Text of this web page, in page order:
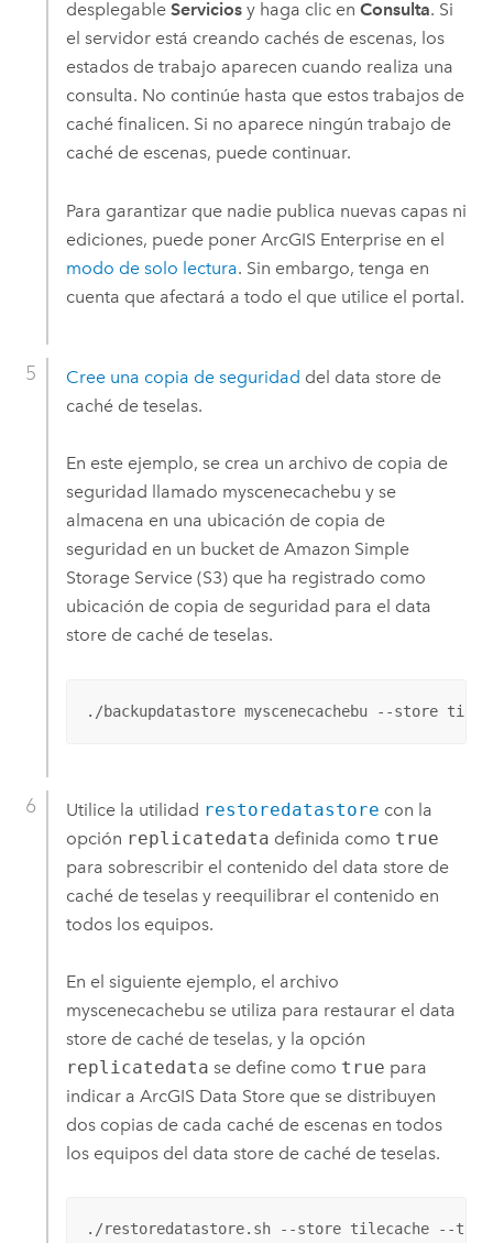
desplegable Serviciosy haga clic en Consulta. Si
el servidor está creando cachés de escenas, los
estados de trabajo aparecen cuando realiza una
consulta. No continúe hasta que estos trabajos de
caché finalicen. Si no aparece ningún trabajo de
caché de escenas, puede continuar.
Para garantizar que nadie publica nuevas capas ni
ediciones, puede poner ArcGIS Enterpriseen el
modo de solo lectura. Sin embargo, tenga en
cuenta que afectará a todo el que utilice el portal.
Cree una copia de seguridad del data store de
caché de teselas.
En este ejemplo, se crea un archivo de copia de
seguridad llamado myscenecachebu y se
almacena en una ubicación de copia de
seguridad en un bucket de Amazon Simple
Storage Service (S3)que ha registrado como
ubicación de copia de seguridad para el data
store de caché de teselas.
./backupdatastore myscenecachebu --store
Utilice la utilidad restoredatastore con la
opción replicatedata definida como true
para sobrescribir el contenido del data store de
caché de teselas y reequilibrar el contenido en
todos los equipos.
En el siguiente ejemplo, el archivo
myscenecachebu se utiliza para restaurar el data
store de caché de teselas, y la opción
replicatedata se define como true para
indicar a ArcGIS Data Storeque se distribuyen
dos copias de cada caché de escenas en todos
los equipos del data store de caché de teselas.
./restoredatastore.sh --store tilecache --target